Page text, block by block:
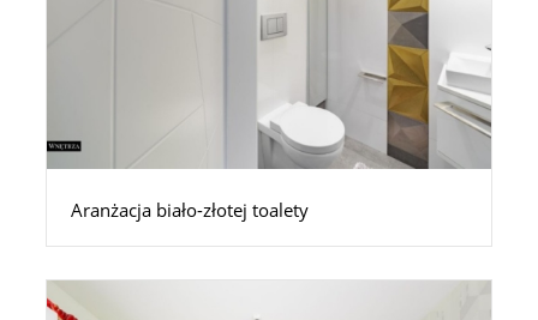
Aranżacja biało-złotej toalety